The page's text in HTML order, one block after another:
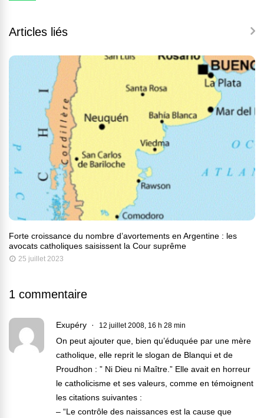
Articles liés
Forte croissance du nombre d’avortements en Argentine : les
avocats catholiques saisissent la Cour suprême
25 juillet 2023
1 commentaire
Exupéry 12 juillet 2008, 16 h 28 min
On peut ajouter que, bien qu’éduquée par une mère
catholique, elle reprit le slogan de Blanqui et de
Proudhon : ” Ni Dieu ni Maître.” Elle avait en horreur
le catholicisme et ses valeurs, comme en témoignent
les citations suivantes :
– “Le contrôle des naissances est la cause que